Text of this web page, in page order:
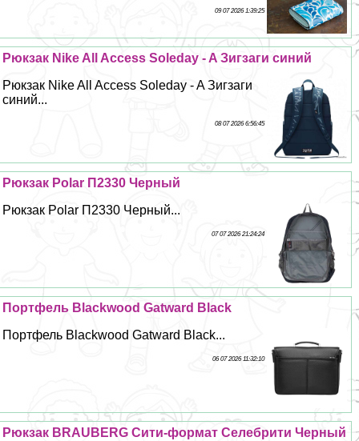
09 07 2026 1:39:25
Рюкзак Nike All Access Soleday - A Зигзаги синий
Рюкзак Nike All Access Soleday - A Зигзаги
синий...
08 07 2026 6:56:45
Рюкзак Polar П2330 Черный
Рюкзак Polar П2330 Черный...
07 07 2026 21:24:24
Портфель Blackwood Gatward Black
Портфель Blackwood Gatward Black...
06 07 2026 11:32:10
Рюкзак BRAUBERG Сити-формат Селебрити Черный